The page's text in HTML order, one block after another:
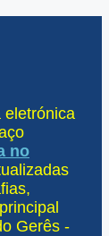
eletrónica
no
Gerês -